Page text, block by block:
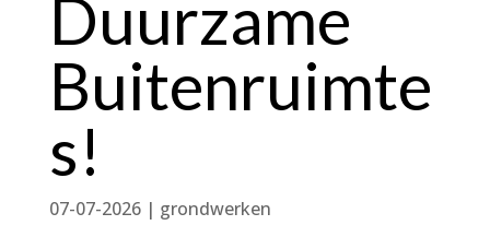
Duurzame
Buitenruimte
s!
07-07-2026| grondwerken